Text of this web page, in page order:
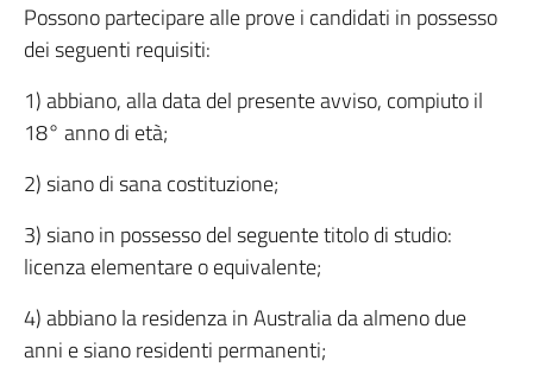
Possono partecipare alle prove i candidati in possesso
dei seguenti requisiti:
1) abbiano, alla data del presente avviso, compiuto il
18° anno di età;
2) siano di sana costituzione;
3) siano in possesso del seguente titolo di studio:
licenza elementare o equivalente;
4) abbiano la residenza in Australia da almeno due
anni e siano residenti permanenti;